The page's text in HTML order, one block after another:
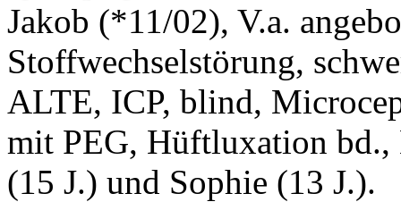
Jakob (*11/02), V.a.
Stoffwechselstörung,
ALTE, ICP, blind,
mit PEG, Hüftluxation bd.,
(15 J.) und Sophie (13 J.).